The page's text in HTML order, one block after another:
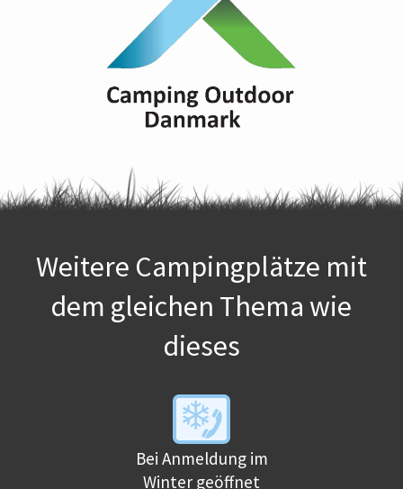
Weitere Campingplätze mit
dem gleichen Thema wie
dieses
Bei Anmeldung im
Winter geöffnet